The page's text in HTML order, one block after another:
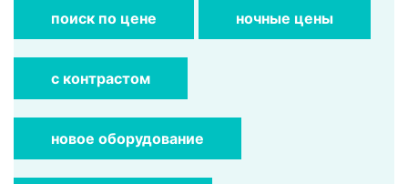
поиск по цене ночные цены
с контрастом
новое оборудование